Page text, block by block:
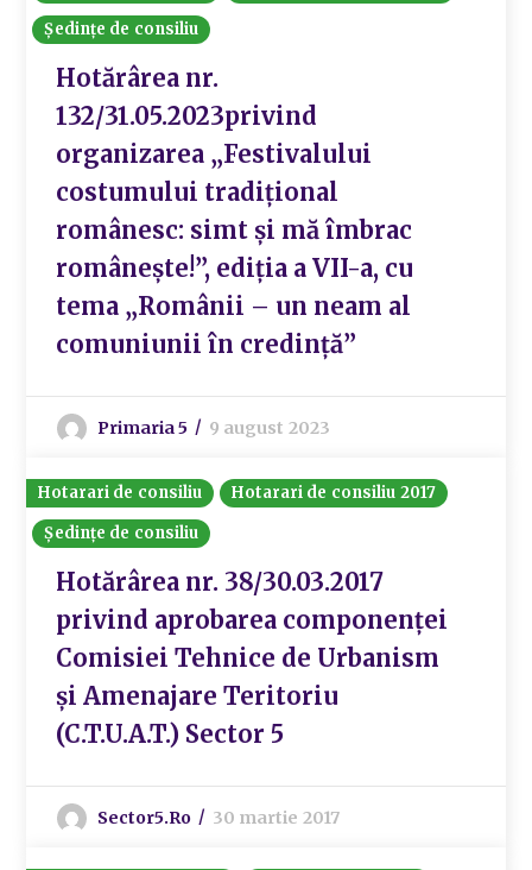
Ședințe de consiliu
Hotărârea nr.
132/31.05.2023privind
organizarea „Festivalului
costumului tradițional
românesc: simt și mă îmbrac
românește!”, ediția a VII-a, cu
tema „Românii – un neam al
comuniunii în credință”
Primaria 5 9 august 2023
Hotarari de consiliu
Hotarari de consiliu 2017
Ședințe de consiliu
Hotărârea nr. 38/30.03.2017
privind aprobarea componenței
Comisiei Tehnice de Urbanism
și Amenajare Teritoriu
(C.T.U.A.T.) Sector 5
Sector5.ro 30 martie 2017